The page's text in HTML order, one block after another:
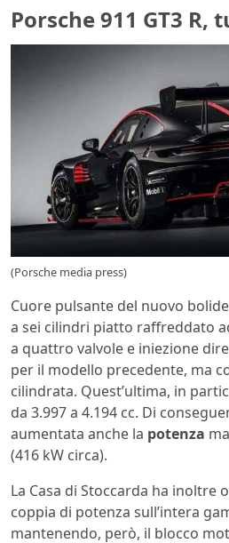
Porsche 911 GT3
(Porsche media press)
Cuore pulsante del nuovo
a sei cilindri piatto raffreddato
a quattro valvole e iniezione
per il modello precedente, ma
cilindrata. Quest’ultima, in
da 3.997 a 4.194 cc. Di
aumentata anche la potenza
(416 kW circa).
La Casa di Stoccarda ha inoltre
coppia di potenza sull’intera
mantenendo, però, il blocco